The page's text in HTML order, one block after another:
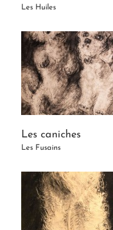
Les Huiles
Les caniches
Les Fusains